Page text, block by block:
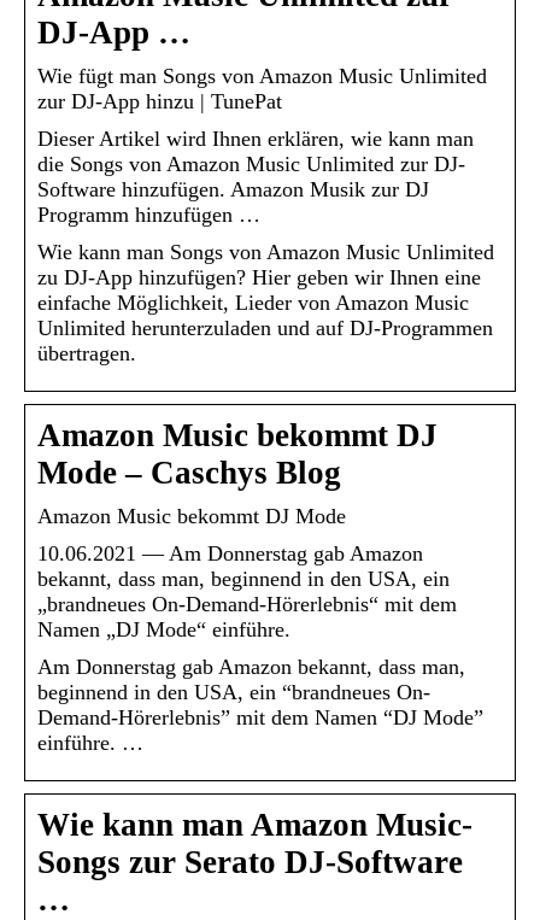
DJ-App …
Wie fügt man Songs von Amazon Music Unlimited
zur DJ-App hinzu | TunePat
Dieser Artikel wird Ihnen erklären, wie kann man
die Songs von Amazon Music Unlimited zur DJ-
Software hinzufügen. Amazon Musik zur DJ
Programm hinzufügen …
Wie kann man Songs von Amazon Music Unlimited
zu DJ-App hinzufügen? Hier geben wir Ihnen eine
einfache Möglichkeit, Lieder von Amazon Music
Unlimited herunterzuladen und auf DJ-Programmen
übertragen.
Amazon Music bekommt DJ
Mode – Caschys Blog
Amazon Music bekommt DJ Mode
10.06.2021 — Am Donnerstag gab Amazon
bekannt, dass man, beginnend in den USA, ein
„brandneues On-Demand-Hörerlebnis“ mit dem
Namen „DJ Mode“ einführe.
Am Donnerstag gab Amazon bekannt, dass man,
beginnend in den USA, ein “brandneues On-
Demand-Hörerlebnis” mit dem Namen “DJ Mode”
einführe. …
Wie kann man Amazon Music-
Songs zur Serato DJ-Software
…